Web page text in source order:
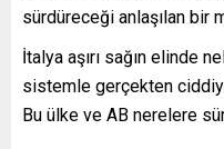
sürdüreceği anlaşılan bir
İtalya aşırı sağın elinde
sistemle gerçekten
Bu ülke ve AB nerelere